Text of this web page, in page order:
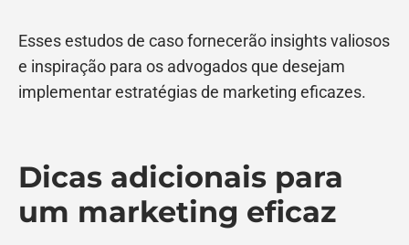
Esses estudos de caso fornecerão insights valiosos
e inspiração para os advogados que desejam
implementar estratégias de marketing eficazes.
Dicas adicionais para
um marketing eficaz